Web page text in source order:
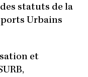
statuts de la
Urbains
et